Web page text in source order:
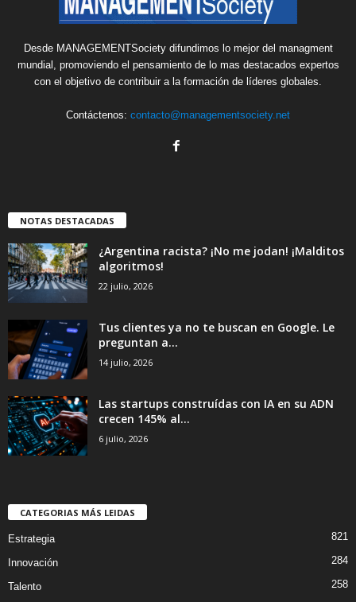
Desde MANAGEMENTSociety difundimos lo mejor del managment
mundial, promoviendo el pensamiento de lo mas destacados expertos
con el objetivo de contribuir a la formación de líderes globales.
Contáctenos: contacto@managementsociety.net
NOTAS DESTACADAS
¿Argentina racista? ¡No me jodan! ¡Malditos
algoritmos!
22 julio, 2026
Tus clientes ya no te buscan en Google. Le
preguntan a...
14 julio, 2026
Las startups construídas con IA en su ADN
crecen 145% al...
6 julio, 2026
CATEGORIAS MÁS LEIDAS
Estrategia 821
Innovación 284
Talento
258